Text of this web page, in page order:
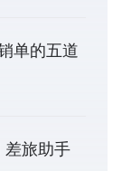
单的五道
差旅助手